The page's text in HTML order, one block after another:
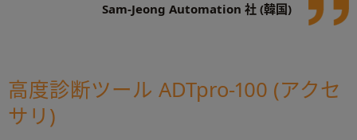
Sam-Jeong Automation 社 (韓国)
高度診断ツール ADTpro-100 (アクセ
サリ)